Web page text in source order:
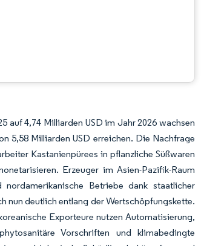
auf 4,74 Milliarden USD im Jahr 2026 wachsen
5,58 Milliarden USD erreichen. Die Nachfrage
Kastanienpürees in pflanzliche Süßwaren
Erzeuger im Asien-Pazifik-Raum
nordamerikanische Betriebe dank staatlicher
nun deutlich entlang der Wertschöpfungskette.
Exporteure nutzen Automatisierung,
Vorschriften und klimabedingte